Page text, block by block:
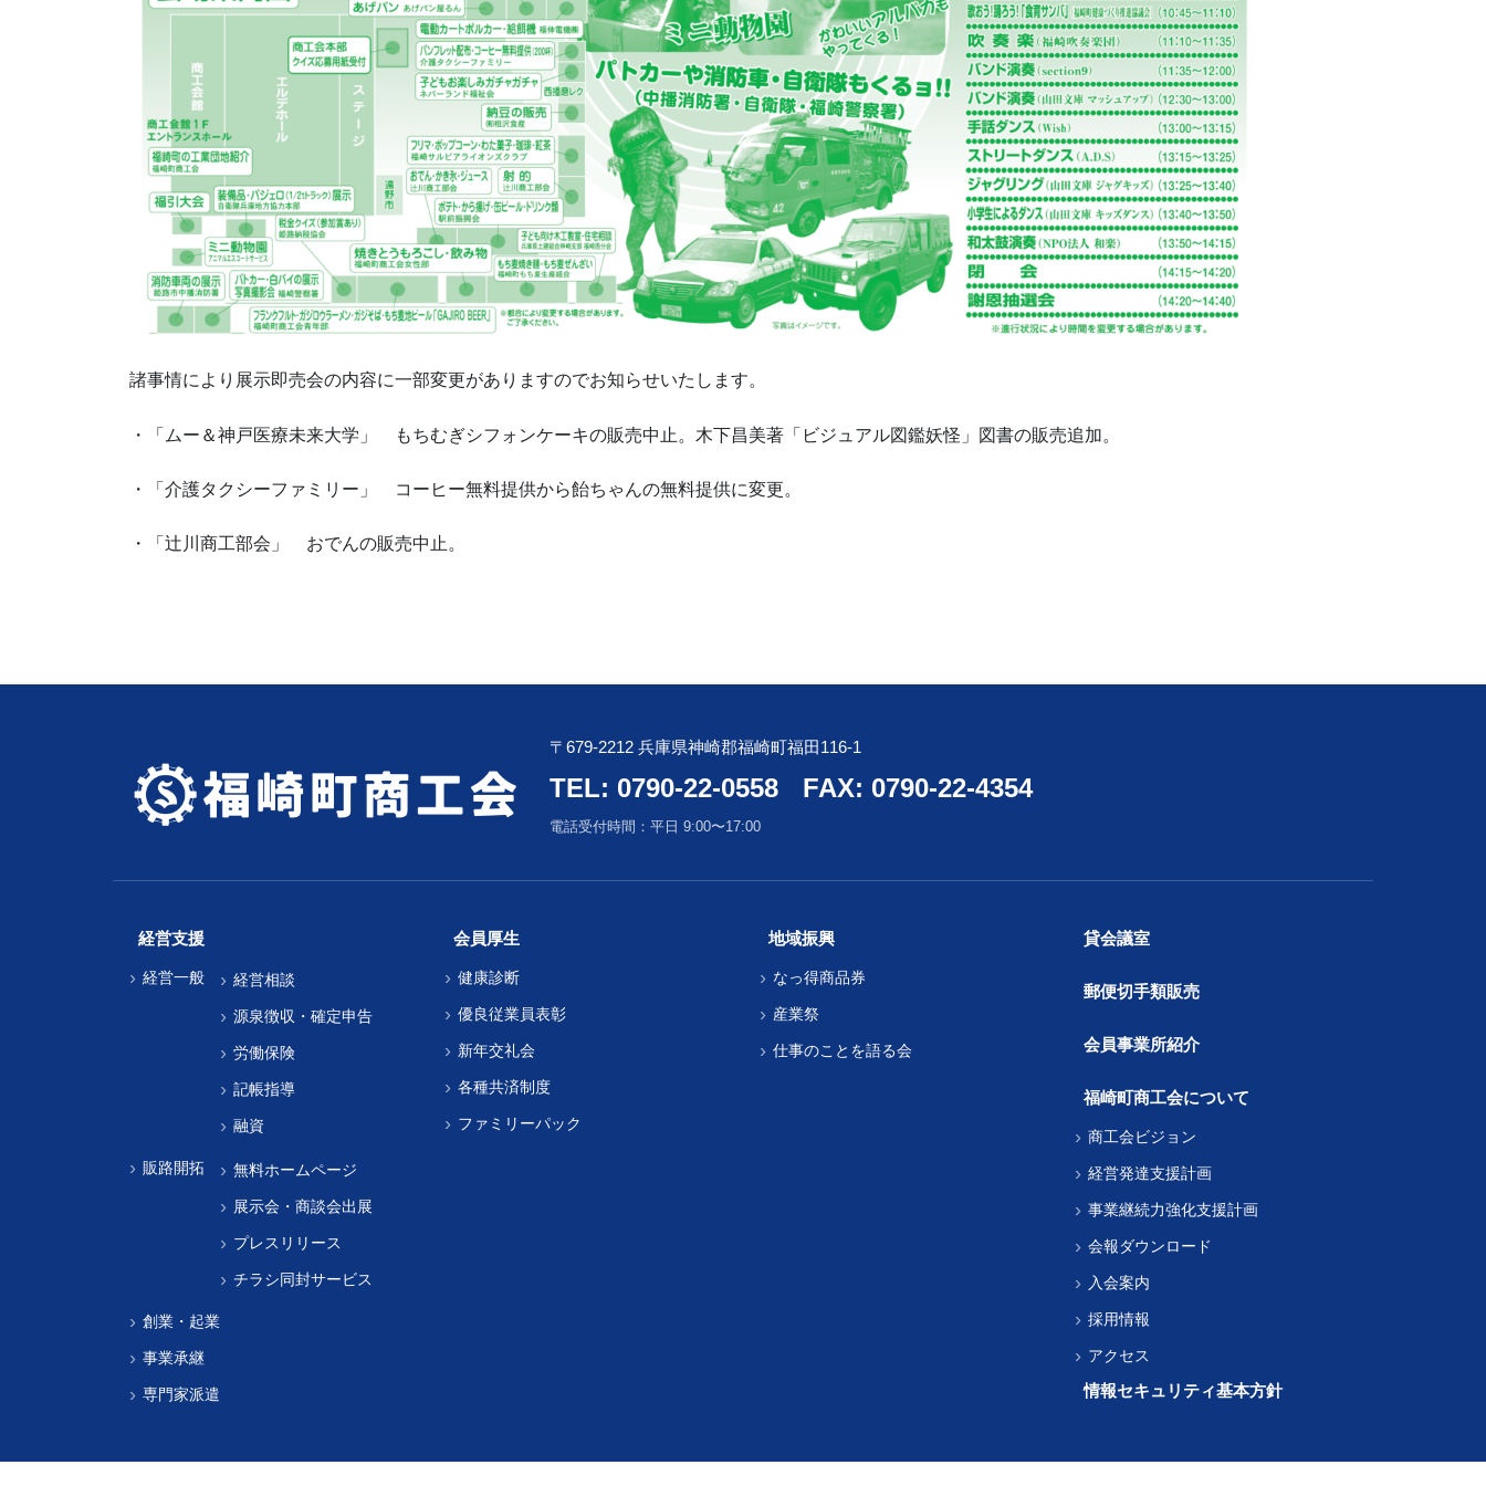
諸事情により展示即売会の内容に一部変更がありますのでお知らせいたします。
・「ムー＆神戸医療未来大学」 もちむぎシフォンケーキの販売中止。木下昌美著「ビジュアル図鑑妖怪」図書の販売追加。
・「介護タクシーファミリー」 コーヒー無料提供から飴ちゃんの無料提供に変更。
・「辻川商工部会」 おでんの販売中止。
〒679-2212 兵庫県神崎郡福崎町福田116-1
TEL: 0790-22-0558 FAX: 0790-22-4354
電話受付時間：平日 9:00〜17:00
経営支援
経営一般 経営相談
源泉徴収・確定申告
労働保険
記帳指導
融資
販路開拓 無料ホームページ
展示会・商談会出展
プレスリリース
チラシ同封サービス
創業・起業
事業承継
専門家派遣
会員厚生
健康診断
優良従業員表彰
新年交礼会
各種共済制度
ファミリーパック
地域振興
なっ得商品券
産業祭
仕事のことを語る会
貸会議室
郵便切手類販売
会員事業所紹介
福崎町商工会について
商工会ビジョン
経営発達支援計画
事業継続力強化支援計画
会報ダウンロード
入会案内
採用情報
アクセス
情報セキュリティ基本方針